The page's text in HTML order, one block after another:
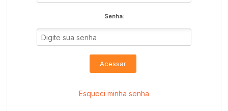
Senha:
Acessar
Esqueci minha senha